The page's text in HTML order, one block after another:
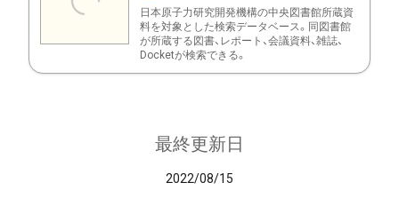
日本原子力研究開発機構の中央図書館所蔵資
料を対象とした検索データベース。同図書館
が所蔵する図書、レポート、会議資料、雑誌、
Docketが検索できる。
最終更新日
2022/08/15